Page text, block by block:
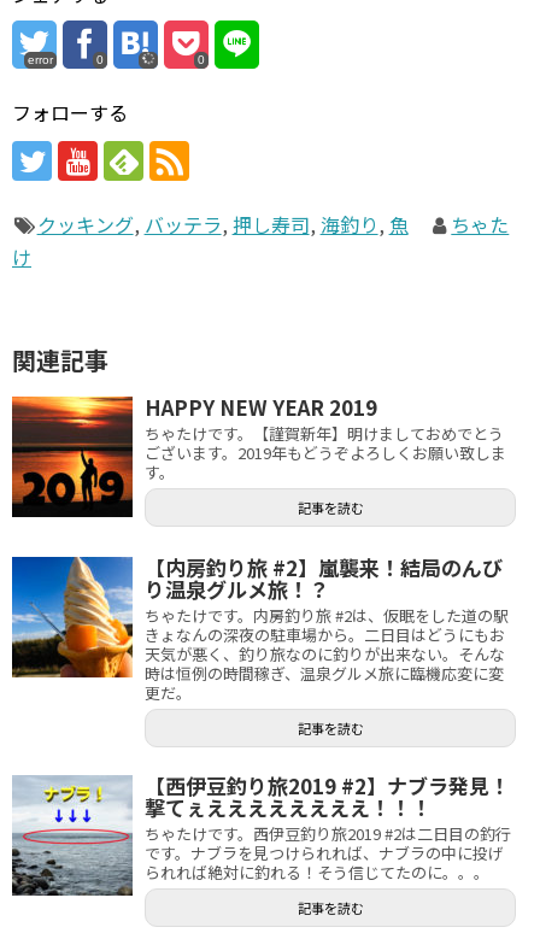
error 0 0
フォローする
クッキング, バッテラ, 押し寿司, 海釣り, 魚
ちゃた
け
関連記事
HAPPY NEW YEAR 2019
ちゃたけです。【謹賀新年】明けましておめでとう
ございます。2019年もどうぞよろしくお願い致しま
す。
記事を読む
【内房釣り旅 #2】嵐襲来！結局のんび
り温泉グルメ旅！？
ちゃたけです。内房釣り旅 #2は、仮眠をした道の駅
きょなんの深夜の駐車場から。二日目はどうにもお
天気が悪く、釣り旅なのに釣りが出来ない。そんな
時は恒例の時間稼ぎ、温泉グルメ旅に臨機応変に変
更だ。
記事を読む
【西伊豆釣り旅2019 #2】ナブラ発見！
撃てぇええええええええ！！！
ちゃたけです。西伊豆釣り旅2019 #2は二日目の釣行
です。ナブラを見つけられれば、ナブラの中に投げ
られれば絶対に釣れる！そう信じてたのに。。。
記事を読む